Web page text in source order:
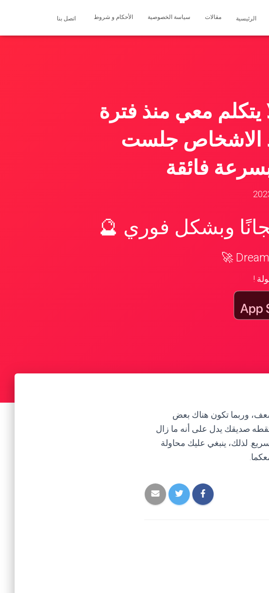
الرئيسية مقالات سياسة الخصوصية الأحكام و شروط اتصل بنا
معي منذ فترة
الاشخاص جلست
فائقة
وبشكل فوري 🔮
!
وربما تكون هناك بعض
صديقك يدل على أنه ما زال
لذلك، ينبغي عليك محاولة